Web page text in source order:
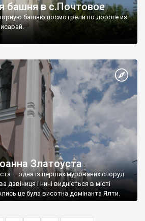
башня в с.Почтовое
башню посмотрели по дороге из
Златоуста
– одна із перших мурованих споруд
і нині видніється в місті
це була висотна домінанта Ялти.